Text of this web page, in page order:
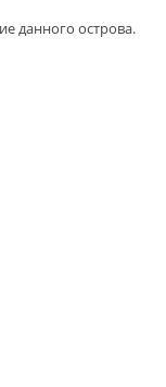
данного острова.